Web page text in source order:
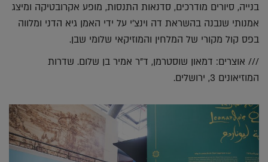
בנייה, סיורים מודרכים, סדנאות התנסות, מופע אקרובטיקה ומיצג
אמנותי שנבנה בהשראת דה וינצ'י על ידי האמן גיא הדני ומלווה
בפס קול מקורי של המלחין והמוזיקאי שלומי שבן.
/// אוצרים: דמאון שוסטרמן, ד"ר אמיר בן שלום. שדרות
המוזיאונים 3, ירושלים.